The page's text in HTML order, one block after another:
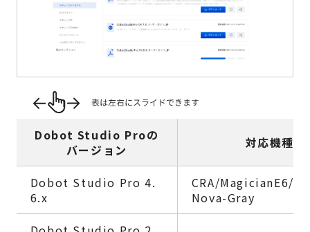
Dobot Studio Proの
バージョン
対応機種
Dobot Studio Pro 4.
6.x
CRA/MagicianE6/
Nova-Gray